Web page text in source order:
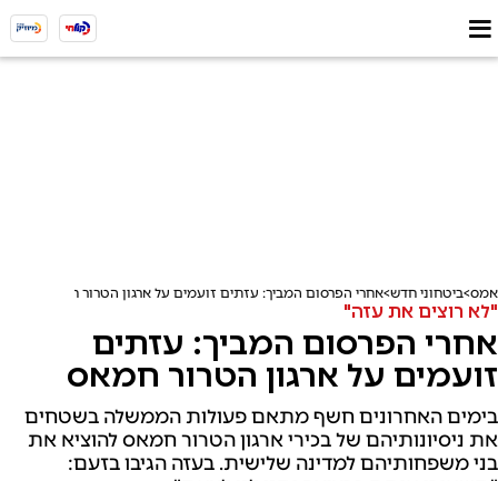
אמס ביטחוני חדש אחרי הפרסום המביך: עזתים זועמים על ארגון הטרור חמאס
"לא רוצים את עזה"
אחרי הפרסום המביך: עזתים
זועמים על ארגון הטרור חמאס
בימים האחרונים חשף מתאם פעולות הממשלה בשטחים
את ניסיונותיהם של בכירי ארגון הטרור חמאס להוציא את
בני משפחותיהם למדינה שלישית. בעזה הגיבו בזעם: